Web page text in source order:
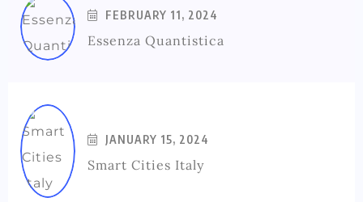
FEBRUARY 11, 2024
Essenza Quantistica
JANUARY 15, 2024
Smart Cities Italy